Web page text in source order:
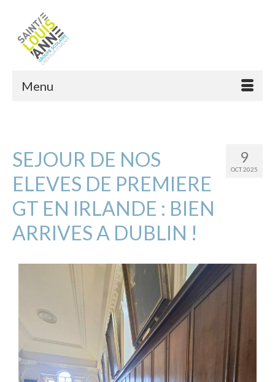
Menu
9
OCT 2025
SEJOUR DE NOS
ELEVES DE PREMIERE
GT EN IRLANDE : BIEN
ARRIVES A DUBLIN !